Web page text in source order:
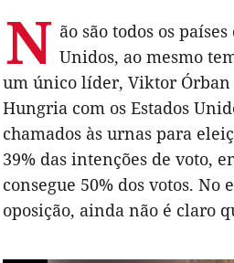
N ão são todos os
Unidos, ao mesmo
um único líder, Viktor Órban
Hungria com os Estados
chamados às urnas para
39% das intenções de voto,
consegue 50% dos votos. No
oposição, ainda não é claro